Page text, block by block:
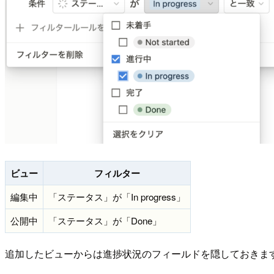
ビュー フィルター
編集中
「ステータス」が「In progress」
公開中
「ステータス」が「Done」
追加したビューからは進捗状況のフィールドを隠しておきま